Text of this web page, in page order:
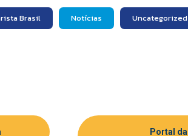
Brasil Notícias Uncategorized
Portal da